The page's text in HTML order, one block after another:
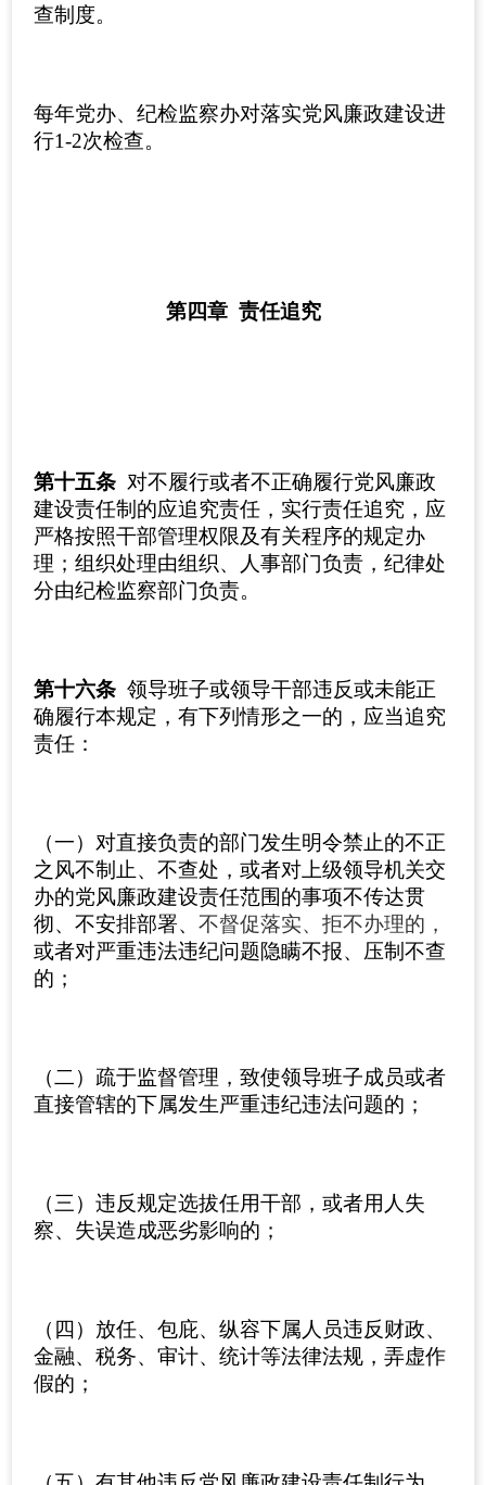
查制度。
每年党办、纪检监察办对落实党风廉政建设进
行1-2次检查。
第四章 责任追究
第十五条 对不履行或者不正确履行党风廉政
建设责任制的应追究责任，实行责任追究，应
严格按照干部管理权限及有关程序的规定办
理；组织处理由组织、人事部门负责，纪律处
分由纪检监察部门负责。
第十六条 领导班子或领导干部违反或未能正
确履行本规定，有下列情形之一的，应当追究
责任：
（一）对直接负责的部门发生明令禁止的不正
之风不制止、不查处，或者对上级领导机关交
办的党风廉政建设责任范围的事项不传达贯
彻、不安排部署、 不督促落实、拒不办理的，
或者对严重违法违纪问题隐瞒不报、压制不查
的；
（二）疏于监督管理，致使领导班子成员或者
直接管辖的下属发生严重违纪违法问题的；
（三）违反规定选拔任用干部，或者用人失
察、失误造成恶劣影响的；
（四）放任、包庇、纵容下属人员违反财政、
金融、税务、审计、统计等法律法规，弄虚作
假的；